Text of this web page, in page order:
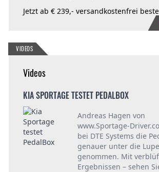
Jetzt ab € 239,- versandkostenfrei
VIDEOS
Videos
KIA SPORTAGE TESTET PEDALBOX
Andreas Hagen von
www.Sportage-
bei DTE Systems die
genauer unter die Lupe
genommen. Mit
Ergebnissen – sehen